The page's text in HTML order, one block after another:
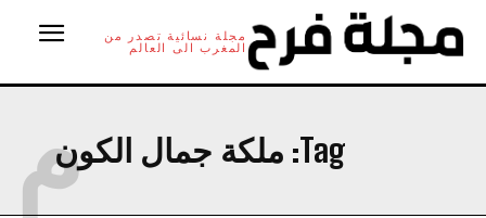
مجلة نسائية تصدر من
المغرب الى العالم
Tag: ملكة جمال الكونم